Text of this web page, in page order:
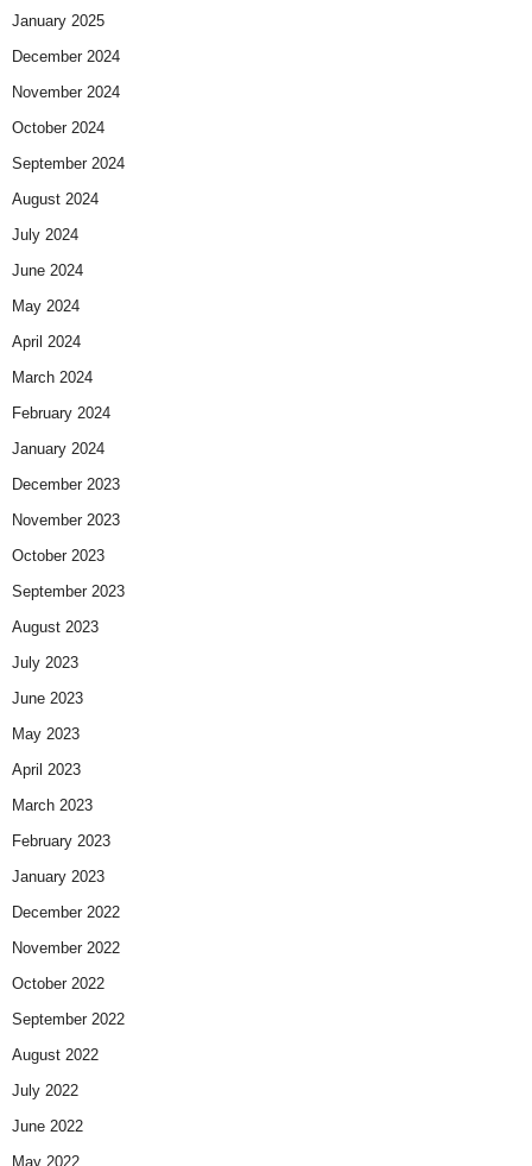
January 2025
December 2024
November 2024
October 2024
September 2024
August 2024
July 2024
June 2024
May 2024
April 2024
March 2024
February 2024
January 2024
December 2023
November 2023
October 2023
September 2023
August 2023
July 2023
June 2023
May 2023
April 2023
March 2023
February 2023
January 2023
December 2022
November 2022
October 2022
September 2022
August 2022
July 2022
June 2022
May 2022